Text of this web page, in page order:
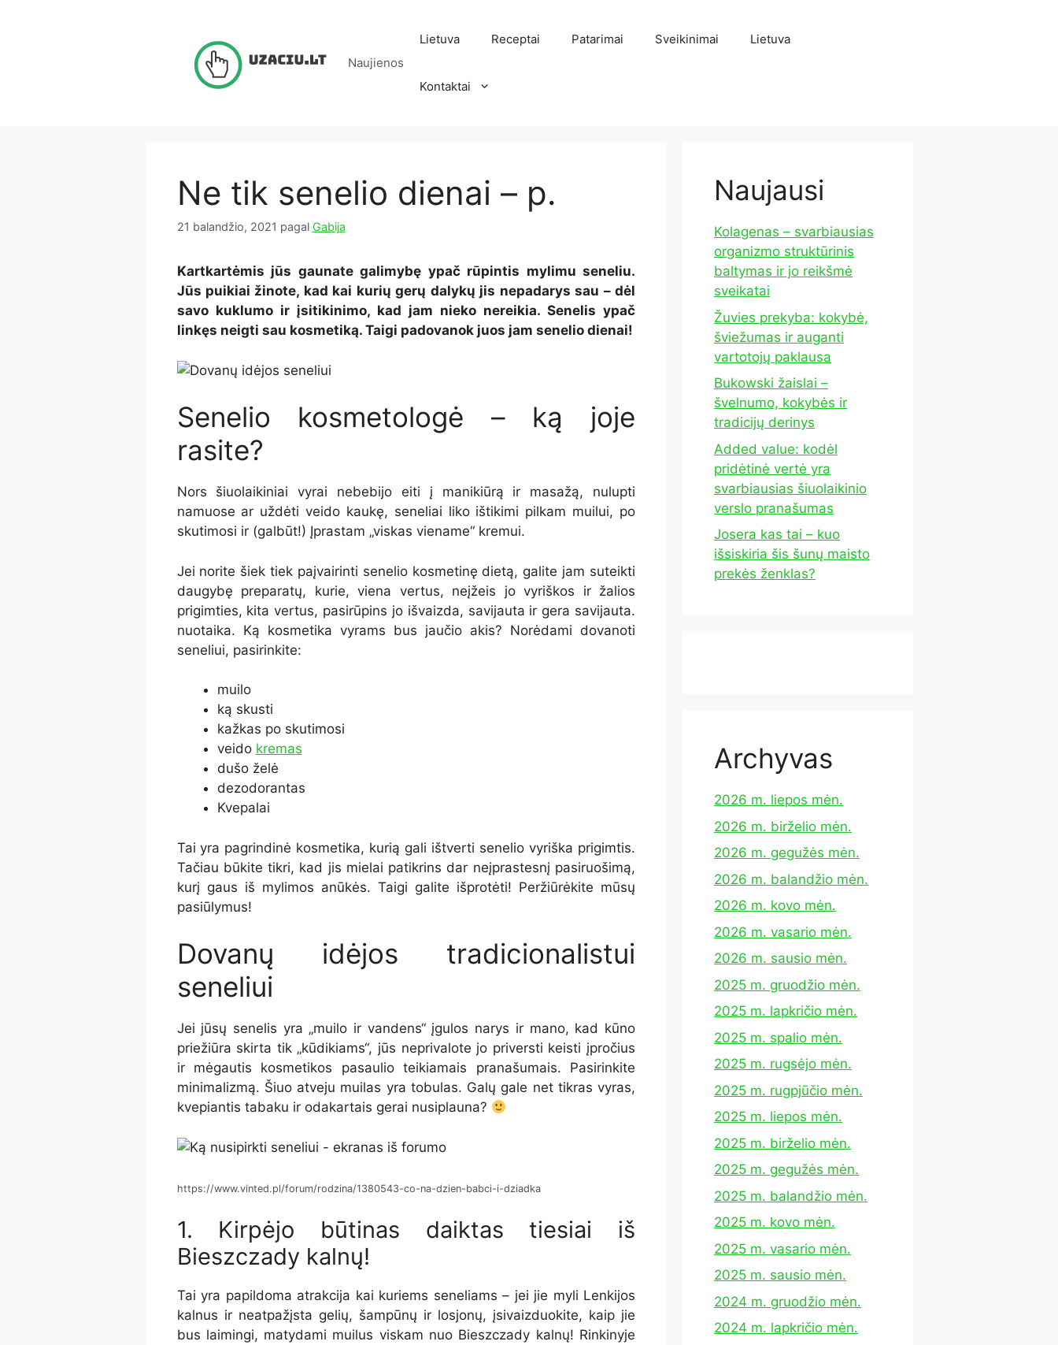
Naujienos
Lietuva Receptai Patarimai Sveikinimai Lietuva
Kontaktai
Ne tik senelio dienai – p.
21 balandžio, 2021 pagal Gabija
Kartkartėmis jūs gaunate galimybę ypač rūpintis mylimu seneliu.
Jūs puikiai žinote, kad kai kurių gerų dalykų jis nepadarys sau – dėl
savo kuklumo ir įsitikinimo, kad jam nieko nereikia. Senelis ypač
linkęs neigti sau kosmetiką. Taigi padovanok juos jam senelio dienai!
Senelio kosmetologė – ką joje
rasite?
Nors šiuolaikiniai vyrai nebebijo eiti į manikiūrą ir masažą, nulupti
namuose ar uždėti veido kaukę, seneliai liko ištikimi pilkam muilui, po
skutimosi ir (galbūt!) Įprastam „viskas viename“ kremui.
Jei norite šiek tiek paįvairinti senelio kosmetinę dietą, galite jam suteikti
daugybę preparatų, kurie, viena vertus, neįžeis jo vyriškos ir žalios
prigimties, kita vertus, pasirūpins jo išvaizda, savijauta ir gera savijauta.
nuotaika. Ką kosmetika vyrams bus jaučio akis? Norėdami dovanoti
seneliui, pasirinkite:
muilo
ką skusti
kažkas po skutimosi
veido kremas
dušo želė
dezodorantas
Kvepalai
Tai yra pagrindinė kosmetika, kurią gali ištverti senelio vyriška prigimtis.
Tačiau būkite tikri, kad jis mielai patikrins dar neįprastesnį pasiruošimą,
kurį gaus iš mylimos anūkės. Taigi galite išprotėti! Peržiūrėkite mūsų
pasiūlymus!
Dovanų idėjos tradicionalistui
seneliui
Jei jūsų senelis yra „muilo ir vandens“ įgulos narys ir mano, kad kūno
priežiūra skirta tik „kūdikiams“, jūs neprivalote jo priversti keisti įpročius
ir mėgautis kosmetikos pasaulio teikiamais pranašumais. Pasirinkite
minimalizmą. Šiuo atveju muilas yra tobulas. Galų gale net tikras vyras,
kvepiantis tabaku ir odakartais gerai nusiplauna?
https://www.vinted.pl/forum/rodzina/1380543-co-na-dzien-babci-i-dziadka
1. Kirpėjo būtinas daiktas tiesiai iš
Bieszczady kalnų!
Tai yra papildoma atrakcija kai kuriems seneliams – jei jie myli Lenkijos
kalnus ir neatpažįsta gelių, šampūnų ir losjonų, įsivaizduokite, kaip jie
bus laimingi, matydami muilus viskam nuo Bieszczady kalnų! Rinkinyje
Naujausi
Kolagenas – svarbiausias
organizmo struktūrinis
baltymas ir jo reikšmė
sveikatai
Žuvies prekyba: kokybė,
šviežumas ir auganti
vartotojų paklausa
Bukowski žaislai –
švelnumo, kokybės ir
tradicijų derinys
Added value: kodėl
pridėtinė vertė yra
svarbiausias šiuolaikinio
verslo pranašumas
Josera kas tai – kuo
išsiskiria šis šunų maisto
prekės ženklas?
Archyvas
2026 m. liepos mėn.
2026 m. birželio mėn.
2026 m. gegužės mėn.
2026 m. balandžio mėn.
2026 m. kovo mėn.
2026 m. vasario mėn.
2026 m. sausio mėn.
2025 m. gruodžio mėn.
2025 m. lapkričio mėn.
2025 m. spalio mėn.
2025 m. rugsėjo mėn.
2025 m. rugpjūčio mėn.
2025 m. liepos mėn.
2025 m. birželio mėn.
2025 m. gegužės mėn.
2025 m. balandžio mėn.
2025 m. kovo mėn.
2025 m. vasario mėn.
2025 m. sausio mėn.
2024 m. gruodžio mėn.
2024 m. lapkričio mėn.